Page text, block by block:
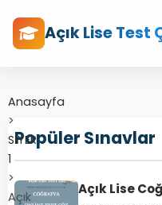
Açık Lise Test
Anasayfa
>
SİYER
1
>
Açık
Popüler Sınavlar
Açık Lise